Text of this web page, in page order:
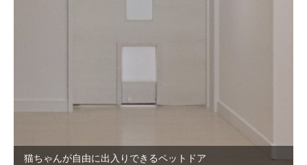
猫ちゃんが自由に出入りできるペットドア